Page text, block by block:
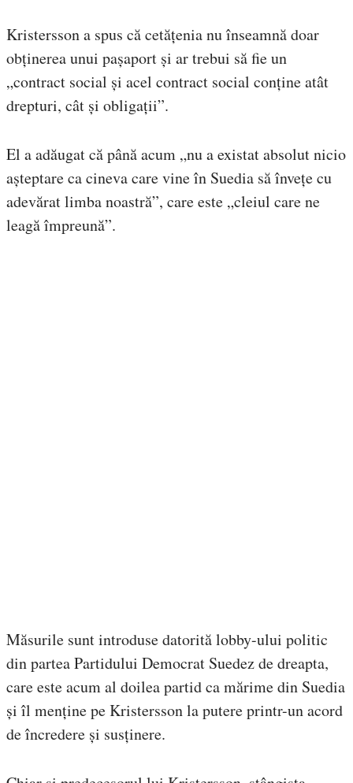
Kristersson a spus că cetățenia nu înseamnă doar
obținerea unui pașaport și ar trebui să fie un
„contract social și acel contract social conține atât
drepturi, cât și obligații”.
El a adăugat că până acum „nu a existat absolut nicio
așteptare ca cineva care vine în Suedia să învețe cu
adevărat limba noastră”, care este „cleiul care ne
leagă împreună”.
Măsurile sunt introduse datorită lobby-ului politic
din partea Partidului Democrat Suedez de dreapta,
care este acum al doilea partid ca mărime din Suedia
și îl menține pe Kristersson la putere printr-un acord
de încredere și susținere.